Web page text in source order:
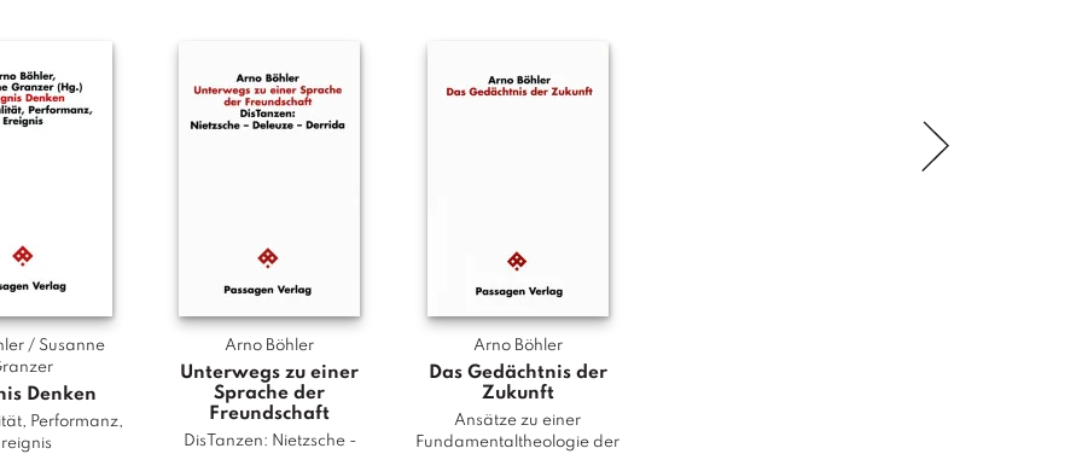
t
M
/ Susanne
Denken
Performanz,
Arno Böhler
Unterwegs zu einer
Sprache der
Freundschaft
DisTanzen: Nietzsche -
Arno Böhler
Das Gedächtnis der
Zukunft
Ansätze zu einer
Fundamentaltheologie der